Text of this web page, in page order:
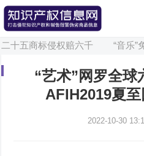
五商标侵权赔六千 “音乐”
“艺术”网罗全球
AFIH2019夏
2022-10-30